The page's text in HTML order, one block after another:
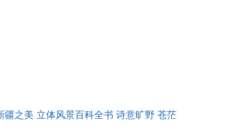
之美 立体风景百科全书 诗意旷野 苍茫